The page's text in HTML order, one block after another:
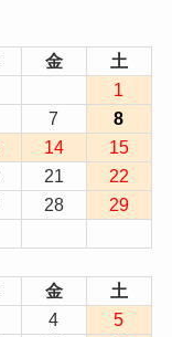
金
土
1
7
8
14
15
21
22
28
29
金
土
4
5